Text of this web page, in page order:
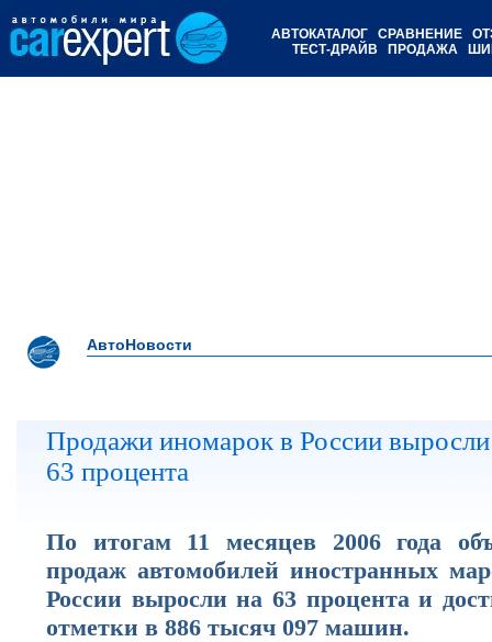
АВТОКАТАЛОГ СРАВНЕНИЕ
ТЕСТ-ДРАЙВ
ПРОДАЖА
АвтоНовости
Продажи иномарок в России
63 процента
По итогам 11 месяцев 2006 года
продаж автомобилей иностранных
России выросли на 63 процента и
отметки в 886 тысяч 097 машин.